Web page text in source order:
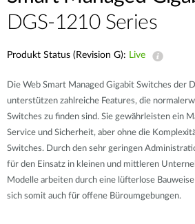
DGS-1210 Series
Produkt Status (Revision G): Live
Die Web Smart Managed Gigabit Switches der
unterstützen zahlreiche Features, die
Switches zu finden sind. Sie gewährleisten ein
Service und Sicherheit, aber ohne die
Switches. Durch den sehr geringen
für den Einsatz in kleinen und mittleren
Modelle arbeiten durch eine lüfterlose
sich somit auch für offene Büroumgebungen.